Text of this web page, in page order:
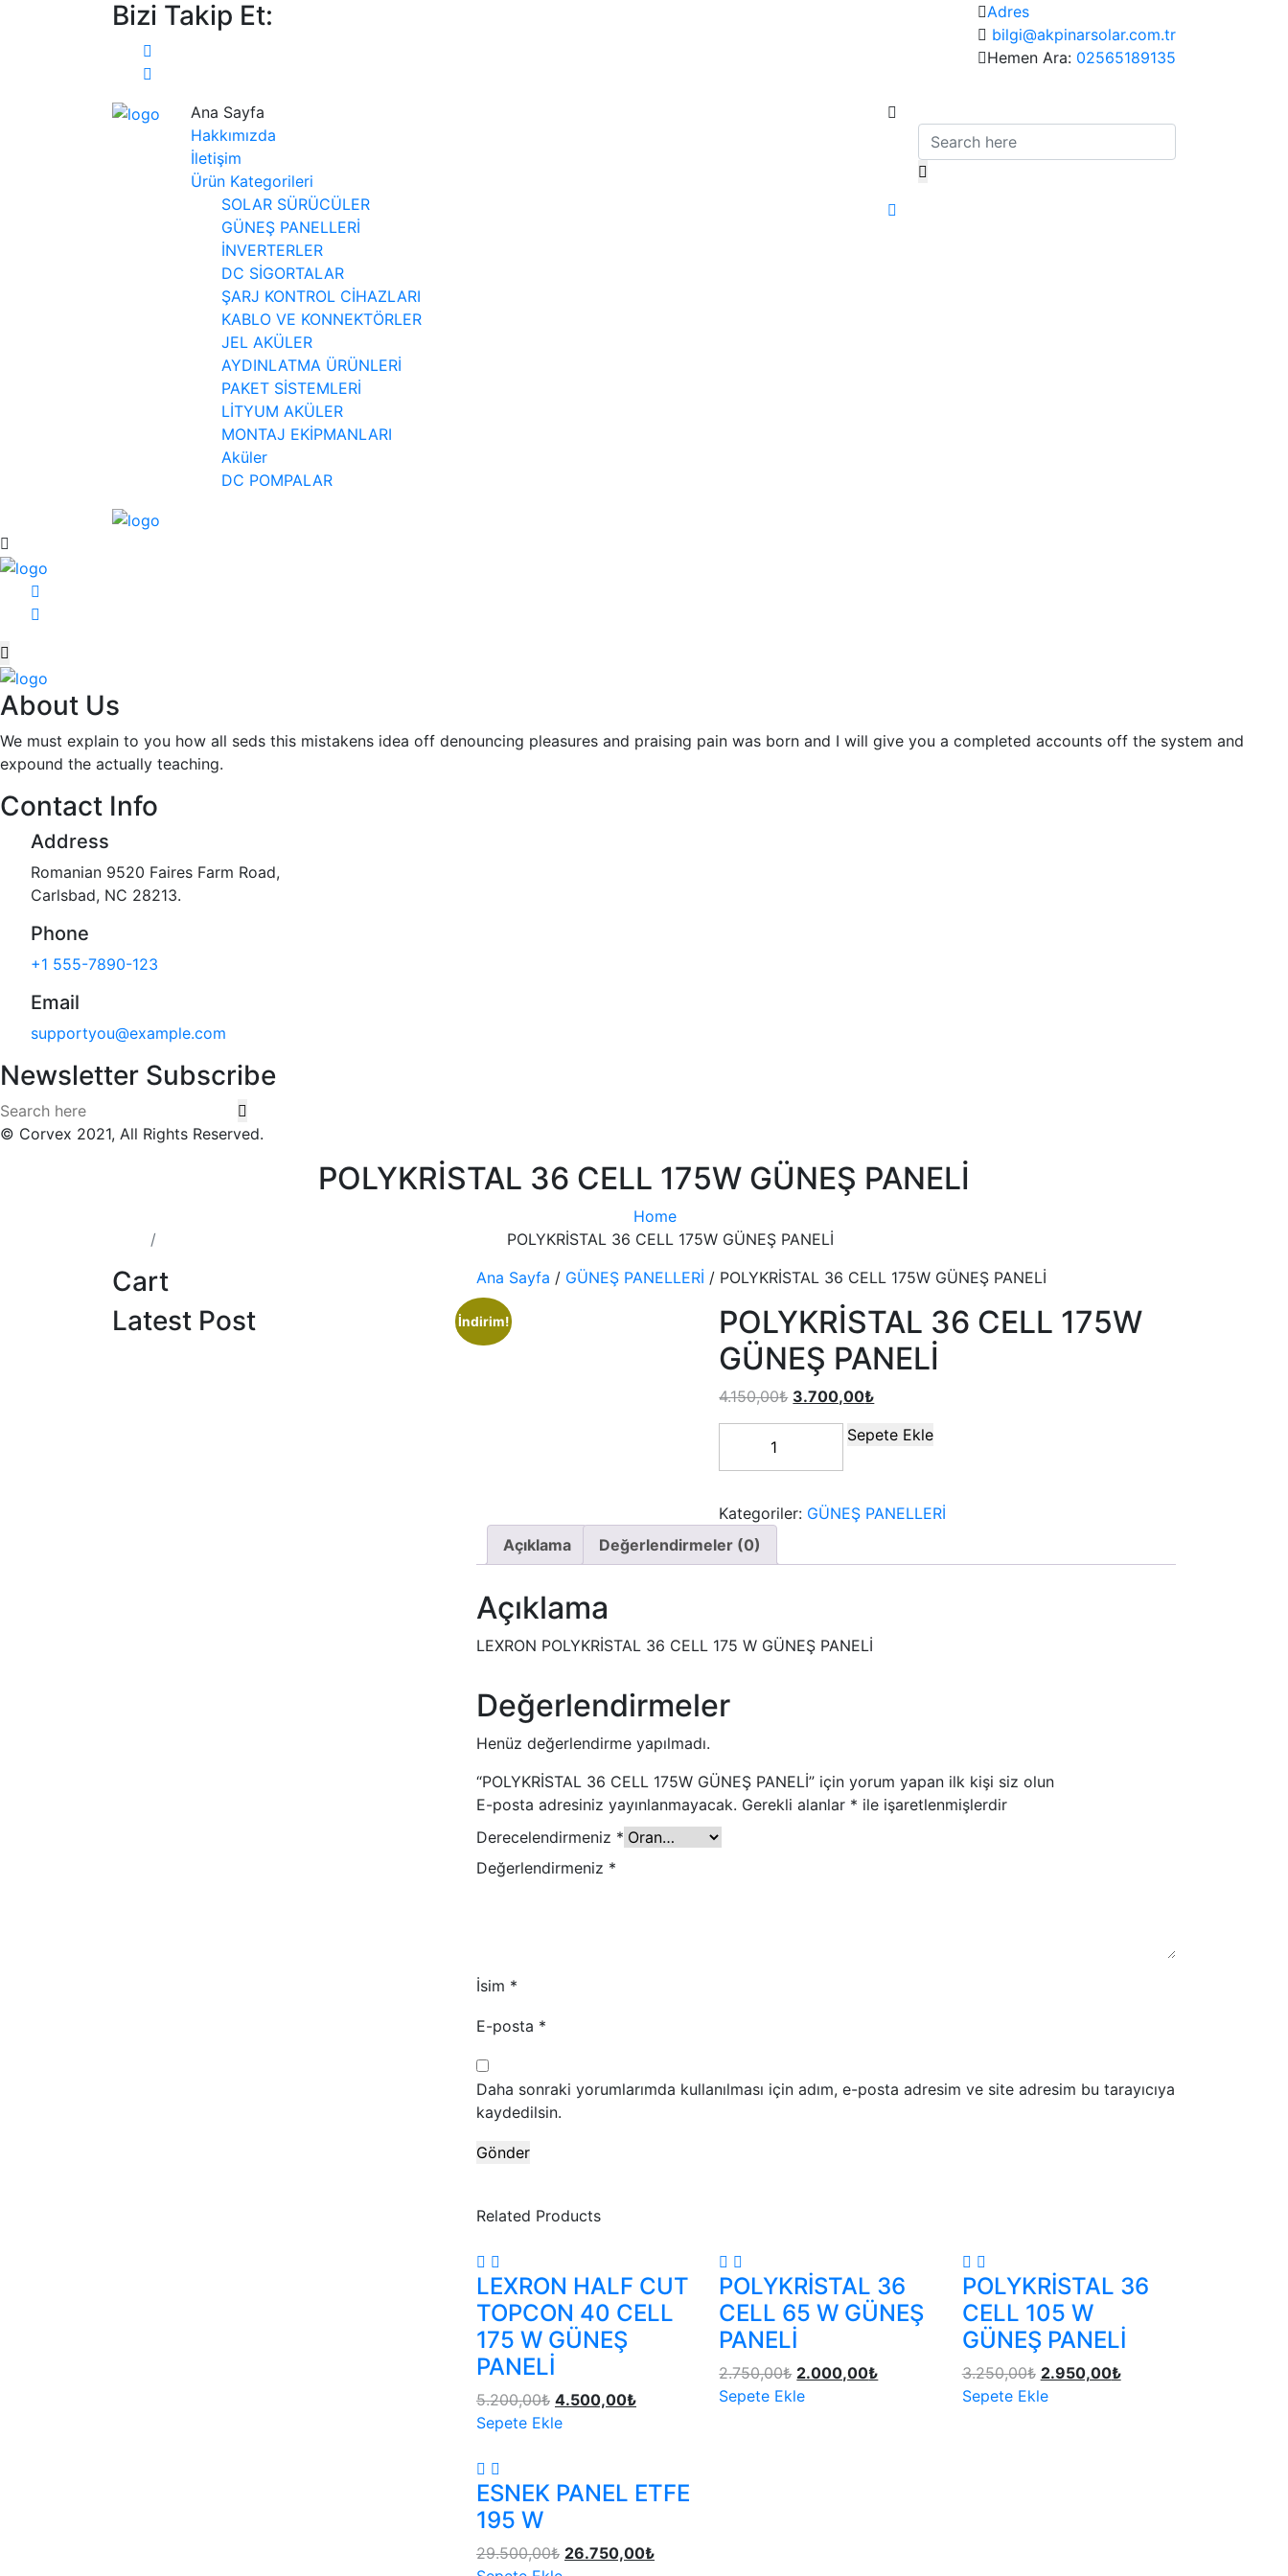
Bizi Takip Et:
Adres
bilgi@akpinarsolar.com.tr
Hemen Ara: 02565189135
Ana Sayfa
Hakkımızda
İletişim
Ürün Kategorileri
SOLAR SÜRÜCÜLER
GÜNEŞ PANELLERİ
İNVERTERLER
DC SİGORTALAR
ŞARJ KONTROL CİHAZLARI
KABLO VE KONNEKTÖRLER
JEL AKÜLER
AYDINLATMA ÜRÜNLERİ
PAKET SİSTEMLERİ
LİTYUM AKÜLER
MONTAJ EKİPMANLARI
Aküler
DC POMPALAR
About Us
We must explain to you how all seds this mistakens idea off denouncing pleasures and praising pain was born and I will give you a completed accounts off the system and
expound the actually teaching.
Contact Info
Address
Romanian 9520 Faires Farm Road,
Carlsbad, NC 28213.
Phone
+1 555-7890-123
Email
supportyou@example.com
Newsletter Subscribe
© Corvex 2021, All Rights Reserved.
POLYKRİSTAL 36 CELL 175W GÜNEŞ PANELİ
Home
POLYKRİSTAL 36 CELL 175W GÜNEŞ PANELİ
Cart
Latest Post
Ana Sayfa / GÜNEŞ PANELLERİ / POLYKRİSTAL 36 CELL 175W GÜNEŞ PANELİ
İndirim!
POLYKRİSTAL 36 CELL 175W
GÜNEŞ PANELİ
4.150,00₺ 3.700,00₺
Sepete Ekle
Kategoriler: GÜNEŞ PANELLERİ
Açıklama
Değerlendirmeler (0)
Açıklama
LEXRON POLYKRİSTAL 36 CELL 175 W GÜNEŞ PANELİ
Değerlendirmeler
Henüz değerlendirme yapılmadı.
“POLYKRİSTAL 36 CELL 175W GÜNEŞ PANELİ” için yorum yapan ilk kişi siz olun
E-posta adresiniz yayınlanmayacak. Gerekli alanlar * ile işaretlenmişlerdir
Derecelendirmeniz *
Değerlendirmeniz *
İsim *
E-posta *
Daha sonraki yorumlarımda kullanılması için adım, e-posta adresim ve site adresim bu tarayıcıya
kaydedilsin.
Related Products
LEXRON HALF CUT
TOPCON 40 CELL
175 W GÜNEŞ
PANELİ
5.200,00₺ 4.500,00₺
Sepete Ekle
POLYKRİSTAL 36
CELL 65 W GÜNEŞ
PANELİ
2.750,00₺ 2.000,00₺
Sepete Ekle
POLYKRİSTAL 36
CELL 105 W
GÜNEŞ PANELİ
3.250,00₺ 2.950,00₺
Sepete Ekle
ESNEK PANEL ETFE
195 W
29.500,00₺ 26.750,00₺